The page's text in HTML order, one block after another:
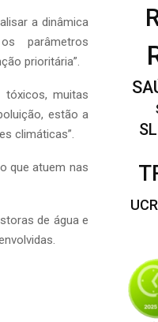
a dinâmica
parâmetros
prioritária”.
tóxicos, muitas
estão a
climáticas”.
que atuem nas
de água e